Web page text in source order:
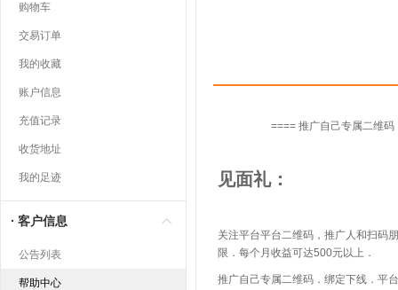
购物车
交易订单
我的收藏
账户信息
充值记录
收货地址
我的足迹
客户信息
公告列表
帮助中心
==== 推广自己专属二维码，
见面礼：
关注平台平台二维码，推广人和扫码
限．每个月收益可达500元以上．
推广自己专属二维码．绑定下线．平